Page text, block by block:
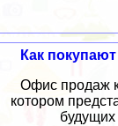
Как
Офис продаж
котором
будущих